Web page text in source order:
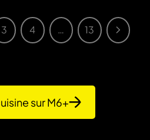
3 4 … 13
sur M6+